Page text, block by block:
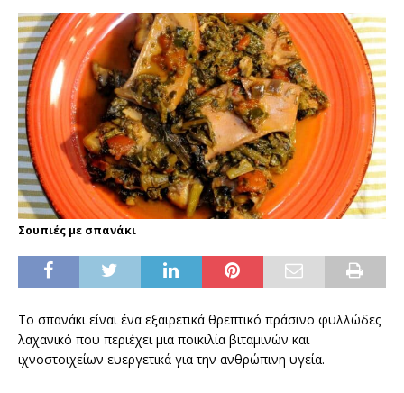
Σουπιές με σπανάκι
Το σπανάκι είναι ένα εξαιρετικά θρεπτικό πράσινο φυλλώδες
λαχανικό που περιέχει μια ποικιλία βιταμινών και
ιχνοστοιχείων ευεργετικά για την ανθρώπινη υγεία.